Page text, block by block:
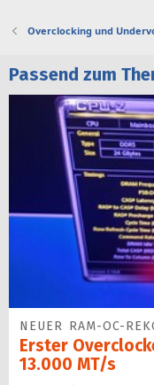
Overclocking und
Passend zum
NEUER RAM-OC-
Erster
13.000 MT/s